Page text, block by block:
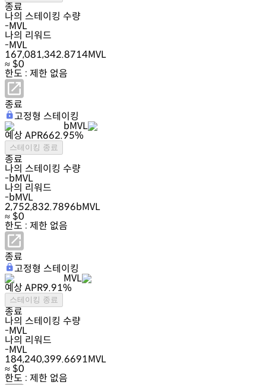
종료
나의 스테이킹 수량
-MVL
나의 리워드
-MVL
167,081,342.8714MVL
≈ $0
한도 : 제한 없음
종료
고정형 스테이킹
bMVL
예상 APR662.95%
스테이킹 종료
종료
나의 스테이킹 수량
-bMVL
나의 리워드
-bMVL
2,752,832.7896bMVL
≈ $0
한도 : 제한 없음
종료
고정형 스테이킹
MVL
예상 APR9.91%
스테이킹 종료
종료
나의 스테이킹 수량
-MVL
나의 리워드
-MVL
184,240,399.6691MVL
≈ $0
한도 : 제한 없음